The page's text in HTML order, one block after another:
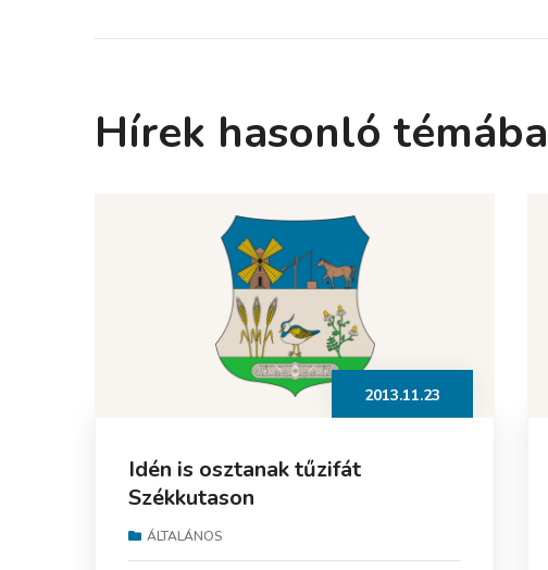
Hírek hasonló
2013.11.23
Idén is osztanak tűzifát
Székkutason
ÁLTALÁNOS